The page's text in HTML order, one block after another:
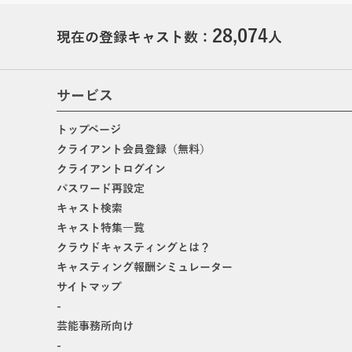
現在の登録キャスト数： 28,074人
サービス
トップページ
クライアント会員登録（無料）
クライアントログイン
パスワード再設定
キャスト検索
キャスト特集一覧
クラウドキャスティングとは？
キャスティング報酬シミュレーター
サイトマップ
-
芸能事務所向け
-